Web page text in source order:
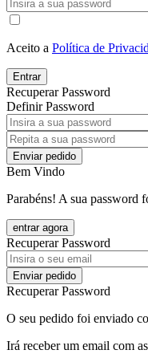
Aceito a Política de
Entrar
Recuperar Password
Definir Password
Enviar pedido
Bem Vindo
Parabéns! A sua password
entrar agora
Recuperar Password
Enviar pedido
Recuperar Password
O seu pedido foi enviado
Irá receber um email com